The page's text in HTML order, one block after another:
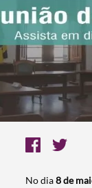
No dia8 de